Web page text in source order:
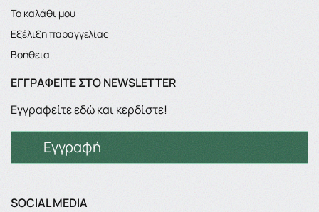
Το καλάθι μου
Εξέλιξη παραγγελίας
Βοήθεια
ΕΓΓΡΑΦΕΊΤΕ ΣΤΟ NEWSLETTER
Εγγραφείτε εδώ και κερδίστε!
Εγγραφή
SOCIAL MEDIA